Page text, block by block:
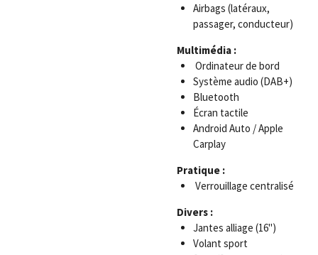
Airbags (latéraux,
passager, conducteur)
Multimédia :
Ordinateur de bord
Système audio (DAB+)
Bluetooth
Écran tactile
Android Auto / Apple
Carplay
Pratique :
Verrouillage centralisé
Divers :
Jantes alliage (16")
Volant sport